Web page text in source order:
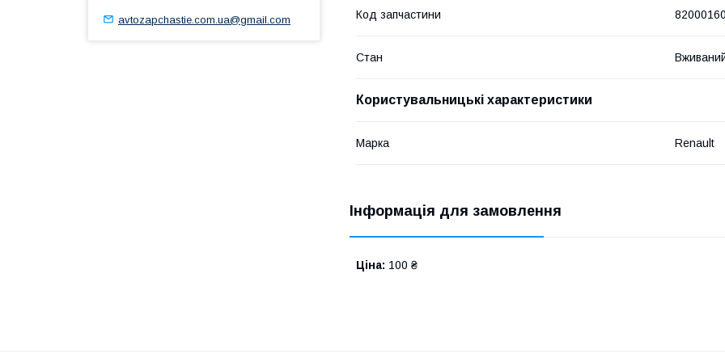
Код запчастини
Стан
Користувальницькі характеристики
Марка Renault
Інформація для замовлення
Ціна: 100 ₴
avtozapchastie.com.ua@gmail.com